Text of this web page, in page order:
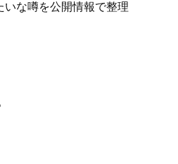
いな噂を公開情報で整理